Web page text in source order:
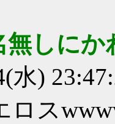
無しに
水)
ロス